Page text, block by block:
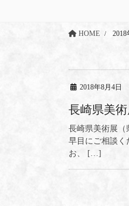
HOME 2018
2018年8月4日
長崎県美
長崎県美術展（
早目にご相談く
お、 […]